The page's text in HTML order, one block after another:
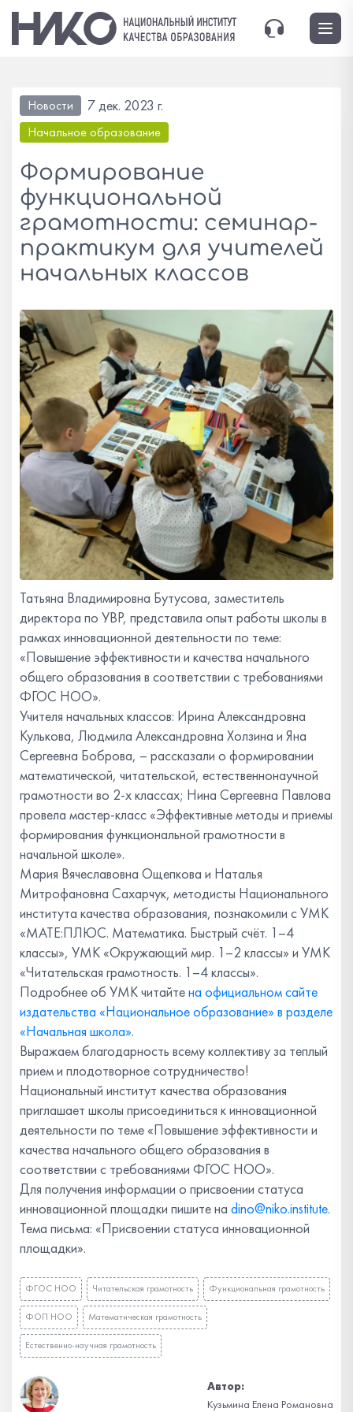
Новости 7 дек. 2023 г.
Начальное образование
Формирование
функциональной
грамотности: семинар-
практикум для учителей
начальных классов
Татьяна Владимировна Бутусова, заместитель
директора по УВР, представила опыт работы школы в
рамках инновационной деятельности по теме:
«Повышение эффективности и качества начального
общего образования в соответствии с требованиями
ФГОС НОО».
Учителя начальных классов: Ирина Александровна
Кулькова, Людмила Александровна Холзина и Яна
Сергеевна Боброва, – рассказали о формировании
математической, читательской, естественнонаучной
грамотности во 2-х классах; Нина Сергеевна Павлова
провела мастер-класс «Эффективные методы и приемы
формирования функциональной грамотности в
начальной школе».
Мария Вячеславовна Ощепкова и Наталья
Митрофановна Сахарчук, методисты Национального
института качества образования, познакомили с УМК
«МАТЕ:ПЛЮС. Математика. Быстрый счёт. 1–4
классы», УМК «Окружающий мир. 1–2 классы» и УМК
«Читательская грамотность. 1–4 классы».
Подробнее об УМК читайтена официальном сайте
издательства «Национальное образование» в разделе
«Начальная школа».
Выражаем благодарность всему коллективу за теплый
прием и плодотворное сотрудничество!
Национальный институт качества образования
приглашает школы присоединиться к инновационной
деятельности по теме «Повышение эффективности и
качества начального общего образования в
соответствии с требованиями ФГОС НОО».
Для получения информации о присвоении статуса
инновационной площадки пишите на dino@niko.institute.
Тема письма: «Присвоении статуса инновационной
площадки».
ФГОС НОО Читательская грамотность Функциональная грамотность
ФОП НОО Математическая грамотность
Естественно-научная грамотность
Автор:
Кузьмина Елена Романовна